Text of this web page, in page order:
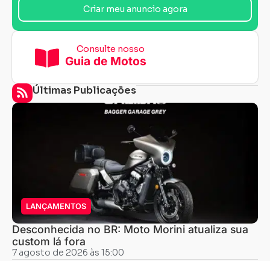
Criar meu anuncio agora
Consulte nosso
Guia de Motos
Últimas Publicações
LANÇAMENTOS
Desconhecida no BR: Moto Morini atualiza sua
custom lá fora
7 agosto de 2026 às 15:00